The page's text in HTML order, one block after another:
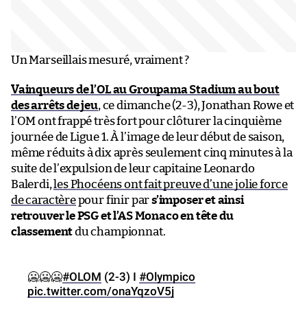
Un Marseillais mesuré, vraiment ?
Vainqueurs de l’OL au Groupama Stadium au bout
des arrêts de jeu, ce dimanche (2-3), Jonathan Rowe et
l’OM ont frappé très fort pour clôturer la cinquième
journée de Ligue 1. À l’image de leur début de saison,
même réduits à dix après seulement cinq minutes à la
suite de l’expulsion de leur capitaine Leonardo
Balerdi, les Phocéens ont fait preuve d’une jolie force
de caractèrepour finir pars’imposer et ainsi
retrouver le PSG et l’AS Monaco en tête du
classementdu championnat.
🥶🥶🥶#OLOM (2-3) I #Olympico
pic.twitter.com/onaYqzoV5j